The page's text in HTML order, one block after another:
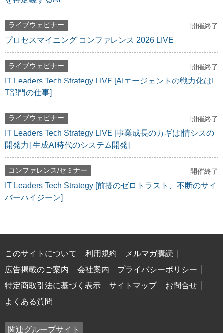
ライブウェビナー 開催終了
プロセスマイニング コンファレンス 2026 LIVE
ライブウェビナー 開催終了
IT Leaders Tech Strategy LIVE [AIエージェントの戦力化はI
T部門の仕事]
ライブウェビナー 開催終了
IT Leaders Tech Strategy LIVE [事業成長のカギは[情シスの
開発力] 生成AI時代のシステム開発]
コンファレンス/セミナー 開催終了
IT Leaders Tech Strategy [前提のゼロトラスト、不断のサイ
バーハイジーン]
このサイトについて 利用規約
メルマガ購読
広告掲載のご案内
会社案内
プライバシーポリシー
特定商取引法に基づく表示
サイトマップ
お問合せ
よくある質問
関連グループサイト